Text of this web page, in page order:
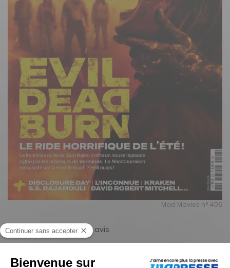
Mad Movies n° 406
4/5 - 4 avis